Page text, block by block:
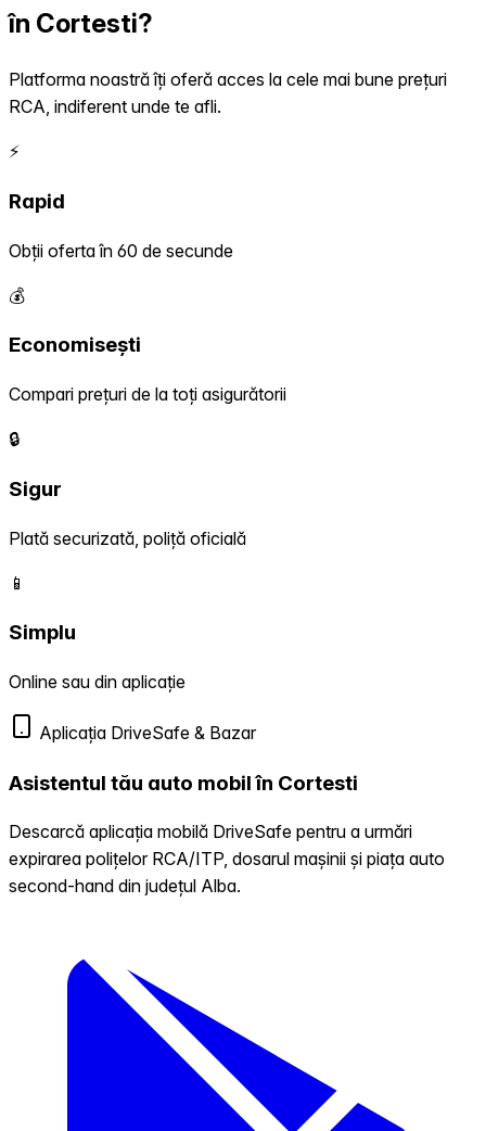
în Cortesti?
Platforma noastră îți oferă acces la cele mai bune prețuri
RCA, indiferent unde te afli.
⚡
Rapid
Obții oferta în 60 de secunde
💰
Economisești
Compari prețuri de la toți asigurătorii
🔒
Sigur
Plată securizată, poliță oficială
📱
Simplu
Online sau din aplicație
Aplicația DriveSafe & Bazar
Asistentul tău auto mobil în Cortesti
Descarcă aplicația mobilă DriveSafe pentru a urmări
expirarea polițelor RCA/ITP, dosarul mașinii și piața auto
second-hand din județul Alba.